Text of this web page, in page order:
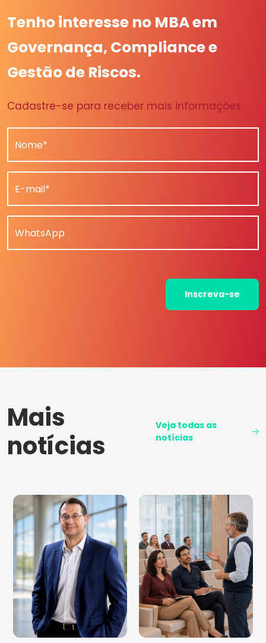
Tenho interesse no MBA em
Governança, Compliance e
Gestão de Riscos.
Cadastre-se para receber mais informações.
Nome*
E-mail*
WhatsApp
Inscreva-se
Mais
notícias
Veja todas as
notícias